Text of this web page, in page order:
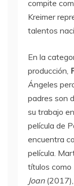
compite
Kreimer
talentos
En la
producción,
Ángeles
padres son
su trabajo en
película de
encuentra
película.
títulos como
Joan(2017),